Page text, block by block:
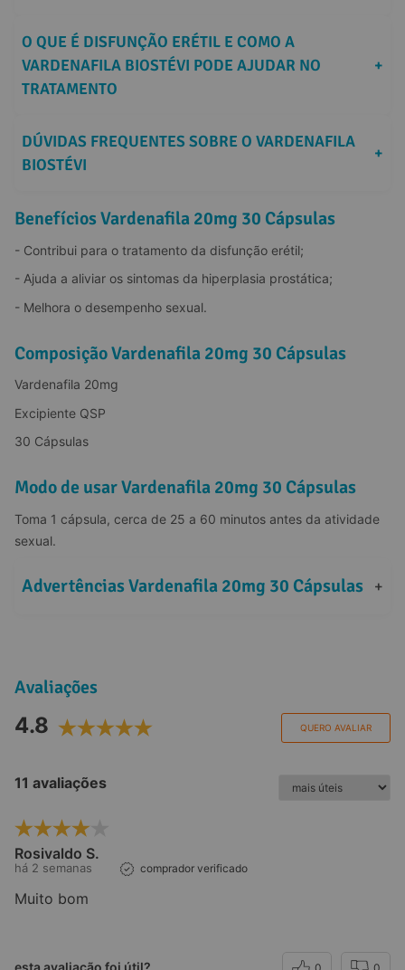
O QUE É DISFUNÇÃO ERÉTIL E COMO A
VARDENAFILA BIOSTÉVI PODE AJUDAR NO
TRATAMENTO
+
DÚVIDAS FREQUENTES SOBRE O VARDENAFILA
BIOSTÉVI
+
Benefícios Vardenafila 20mg 30 Cápsulas
- Contribui para o tratamento da disfunção erétil;
- Ajuda a aliviar os sintomas da hiperplasia prostática;
- Melhora o desempenho sexual.
Composição Vardenafila 20mg 30 Cápsulas
Vardenafila 20mg
Excipiente QSP
30 Cápsulas
Modo de usar Vardenafila 20mg 30 Cápsulas
Toma 1 cápsula, cerca de 25 a 60 minutos antes da atividade
sexual.
Advertências Vardenafila 20mg 30 Cápsulas +
Avaliações
4.8 QUERO AVALIAR
11 avaliações
Rosivaldo S.
há 2 semanas comprador verificado
Muito bom
esta avaliação foi útil?